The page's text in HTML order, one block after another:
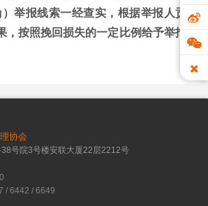
举报线索一经查实，根据举报人贡
，按照挽回损失的一定比例给予举报
协会
号院3号楼安联大厦22层2212号
/ 6442 / 6649